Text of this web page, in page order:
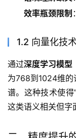
效率瓶颈限制
1.2 向量化技
通过深度学习模型
为768到1024维的
谱。这种技术使得
这类语义相关但字